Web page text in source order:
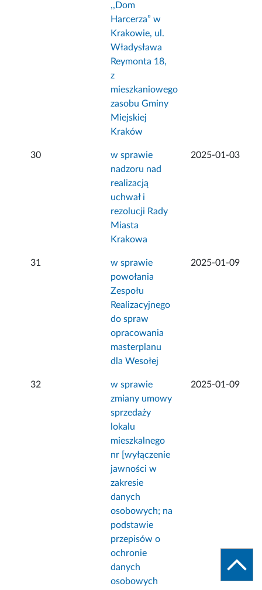
,,Dom
Harcerza” w
Krakowie, ul.
Władysława
Reymonta 18,
z
mieszkaniowego
zasobu Gminy
Miejskiej
Kraków
30
w sprawie
nadzoru nad
realizacją
uchwał i
rezolucji Rady
Miasta
Krakowa
2025-01-03
31
w sprawie
powołania
Zespołu
Realizacyjnego
do spraw
opracowania
masterplanu
dla Wesołej
2025-01-09
32
w sprawie
zmiany umowy
sprzedaży
lokalu
mieszkalnego
nr [wyłączenie
jawności w
zakresie
danych
osobowych; na
podstawie
przepisów o
ochronie
danych
osobowych
2025-01-09